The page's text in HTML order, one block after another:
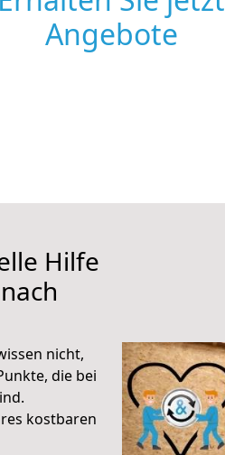
Angebote
Hilfe
nicht,
die bei
kostbaren